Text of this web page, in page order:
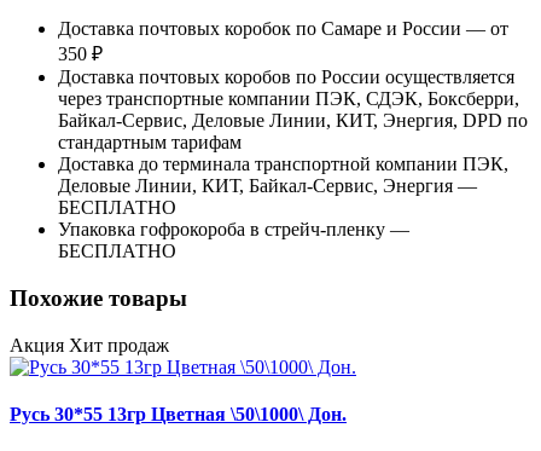
Доставка почтовых коробок по Самаре и России — от
350 ₽
Доставка почтовых коробов по России осуществляется
через транспортные компании ПЭК, СДЭК, Боксберри,
Байкал-Сервис, Деловые Линии, КИТ, Энергия, DPD по
стандартным тарифам
Доставка до терминала транспортной компании ПЭК,
Деловые Линии, КИТ, Байкал-Сервис, Энергия —
БЕСПЛАТНО
Упаковка гофрокороба в стрейч-пленку —
БЕСПЛАТНО
Похожие товары
Акция Хит продаж
Русь 30*55 13гр Цветная \50\1000\ Дон.